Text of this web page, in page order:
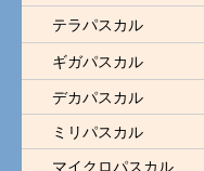
テラパスカル
ギガパスカル
デカパスカル
ミリパスカル
マイクロパスカル